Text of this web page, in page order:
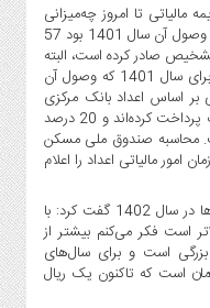
تا امروز چه‌میزانی
است؟”، خاطرنشان کرد: برای سال 1400 که وصول آن سال 1401 بود 57
تشخیص صادر کرده است، البته
پیش‌بینی ما تا 70 هزار میلیارد تومان بود. برای سال 1401 که وصول آن
بر اساس اعداد بانک مرکزی
مشخص است که بانک‌ها چه‌میزان تسهیلات پرداخت کرده‌اند و 20 درصد
محاسبه صندوق ملی مسکن
امور مالیاتی اعداد را اعلام
وی در خصوص میزان جریمه مالیاتی بانک‌ها در سال 1402 گفت کرد:‌ با
است فکر می‌کنم بیشتر از
بزرگی است و برای سال‌های
میلیارد تومان است که تاکنون یک ریال